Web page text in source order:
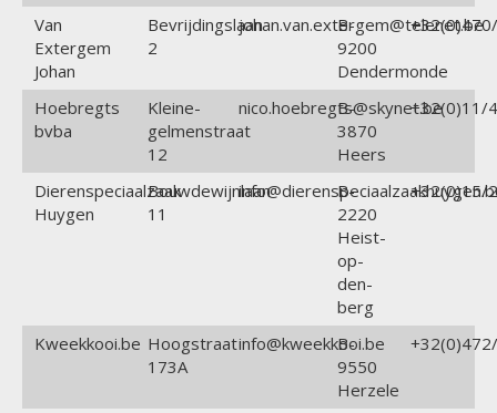
Van
Extergem
Johan
Bevrijdingslaan
2
johan.van.extergem@telenet.be
B-
9200
Dendermonde
Hoebregts
bvba
Kleine-
gelmenstraat
12
nico.hoebregts@skynet.be
B-
3870
Heers
+32(0)11/
Dierenspeciaalzaak
Huygen
Bouwdewijnlaan
11
B-
2220
Heist-
op-
den-
berg
+32(0)15/
Kweekkooi.be Hoogstraat
173A
info@kweekkooi.be
B-
9550
Herzele